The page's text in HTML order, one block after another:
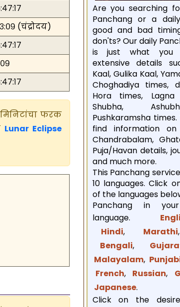
(चंद्रोदय)
मिनिटांचा फरक
Lunar Eclipse
Are you searching
Panchang or a
good and bad
don'ts? Our daily
is just what you
extensive details
Kaal, Gulika Kaal,
Choghadiya times,
Hora times,
Shubha,
Pushkaramsha
find information on
Chandrabalam,
Puja/Havan details,
and much more.
This Panchang
10 languages. Click
of the languages
Panchang in
language.
Hindi, Marathi
Bengali,
Malayalam,
French, Russian,
Japanese.
Click on the